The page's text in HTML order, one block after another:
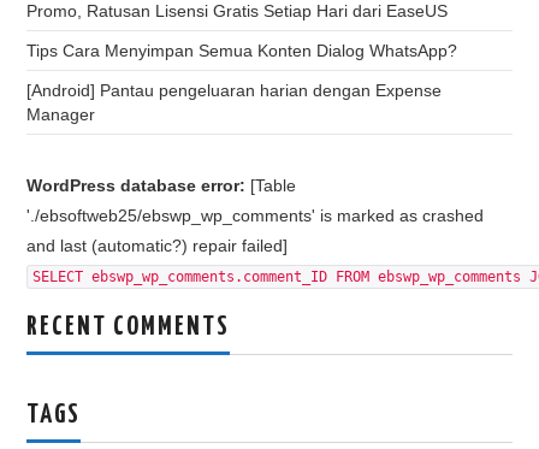
Promo, Ratusan Lisensi Gratis Setiap Hari dari EaseUS
Tips Cara Menyimpan Semua Konten Dialog WhatsApp?
[Android] Pantau pengeluaran harian dengan Expense
Manager
WordPress database error: [Table
'./ebsoftweb25/ebswp_wp_comments' is marked as crashed
and last (automatic?) repair failed]
SELECT ebswp_wp_comments.comment_ID FROM
RECENT COMMENTS
TAGS